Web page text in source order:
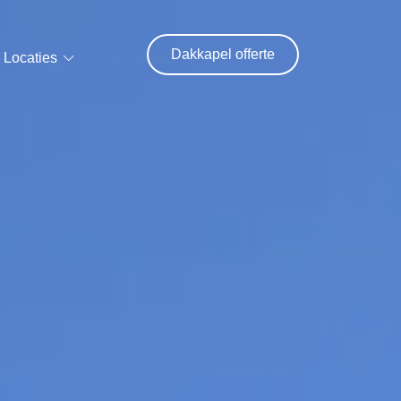
Locaties Dakkapel offerte